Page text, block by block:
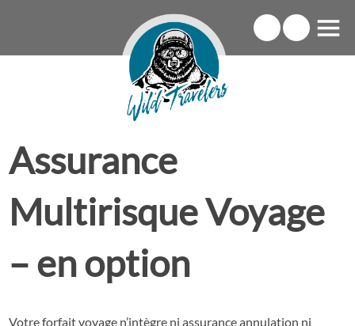
Assurance
Multirisque Voyage
– en option
Votre forfait voyage n’intègre ni assurance annulation ni